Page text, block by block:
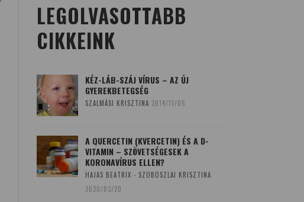
LEGOLVASOTTABB
CIKKEINK
KÉZ-LÁB-SZÁJ VÍRUS – AZ ÚJ
GYEREKBETEGSÉG
SZALMÁSI KRISZTINA 2014/11/05
A QUERCETIN (KVERCETIN) ÉS A D-
VITAMIN – SZÖVETSÉGESEK A
KORONAVÍRUS ELLEN?
HAJAS BEATRIX - SZOBOSZLAI KRISZTINA
2020/03/20